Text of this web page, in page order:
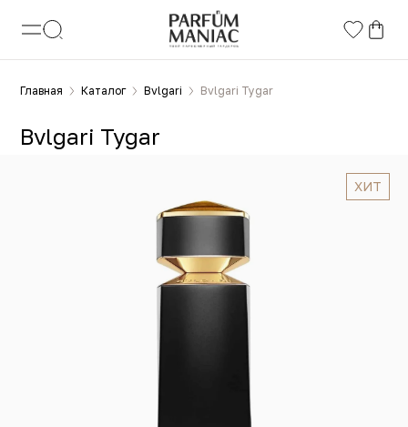
Главная Каталог Bvlgari Bvlgari Tygar
Bvlgari Tygar
ХИТ